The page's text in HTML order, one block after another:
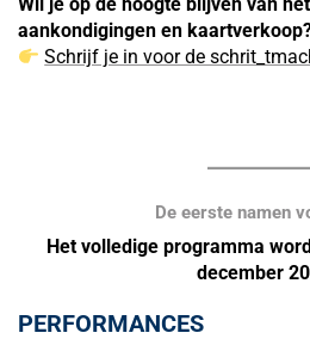
aankondigingen en
Schrijf je in voor de
De eerste namen
Het volledige programma
december
PERFORMANCES